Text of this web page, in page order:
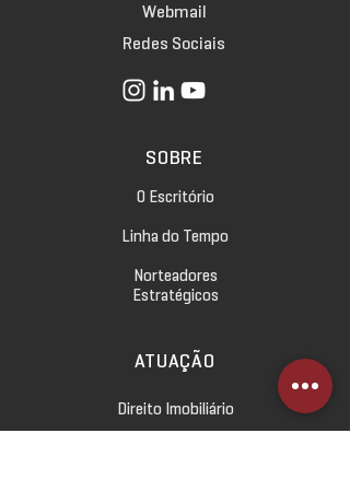
Webmail
Redes Sociais
SOBRE
O Escritório
Linha do Tempo
Norteadores
Estratégicos
ATUAÇÃO
Direito Imobiliário